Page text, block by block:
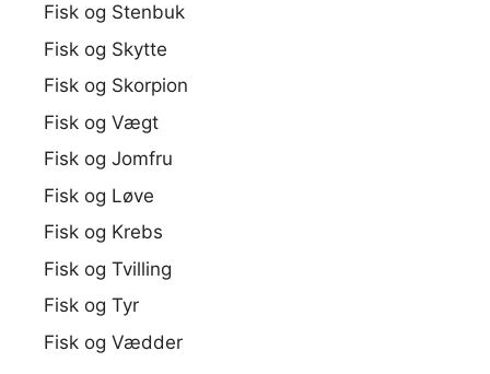
Fisk og Stenbuk
Fisk og Skytte
Fisk og Skorpion
Fisk og Vægt
Fisk og Jomfru
Fisk og Løve
Fisk og Krebs
Fisk og Tvilling
Fisk og Tyr
Fisk og Vædder